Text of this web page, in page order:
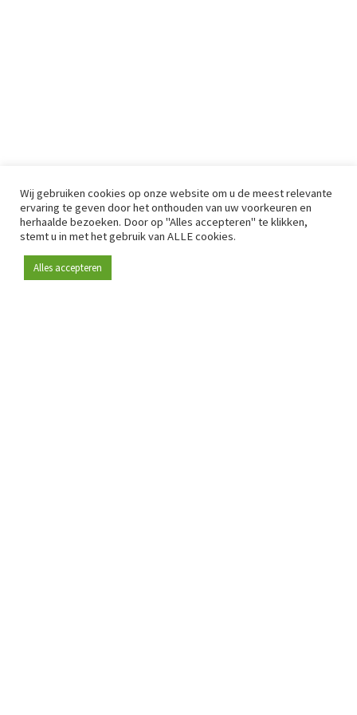
Wij gebruiken cookies op onze website om u de meest relevante
ervaring te geven door het onthouden van uw voorkeuren en
herhaalde bezoeken. Door op "Alles accepteren" te klikken,
stemt u in met het gebruik van ALLE cookies.
Alles accepteren